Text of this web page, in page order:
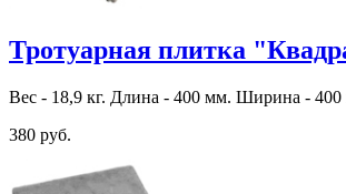
Тротуарная плитка
Вес - 18,9 кг. Длина - 400 мм. Ширина -
380 руб.